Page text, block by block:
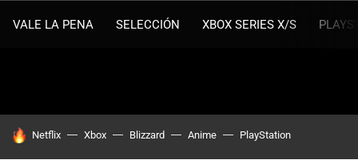
VALE LA PENA SELECCIÓN XBOX SERIES X/S
HOY SE HABLA DE
Netflix Xbox Blizzard Anime PlayStation